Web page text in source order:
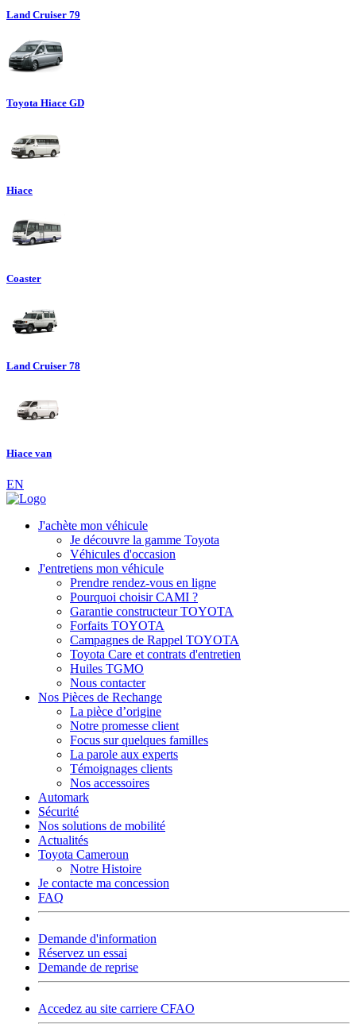
Land Cruiser 79
Toyota Hiace GD
Hiace
Coaster
Land Cruiser 78
Hiace van
EN
J'achète mon véhicule
Je découvre la gamme Toyota
Véhicules d'occasion
J'entretiens mon véhicule
Prendre rendez-vous en ligne
Pourquoi choisir CAMI ?
Garantie constructeur TOYOTA
Forfaits TOYOTA
Campagnes de Rappel TOYOTA
Toyota Care et contrats d'entretien
Huiles TGMO
Nous contacter
Nos Pièces de Rechange
La pièce d’origine
Notre promesse client
Focus sur quelques familles
La parole aux experts
Témoignages clients
Nos accessoires
Automark
Sécurité
Nos solutions de mobilité
Actualités
Toyota Cameroun
Notre Histoire
Je contacte ma concession
FAQ
Demande d'information
Réservez un essai
Demande de reprise
Accedez au site carriere CFAO